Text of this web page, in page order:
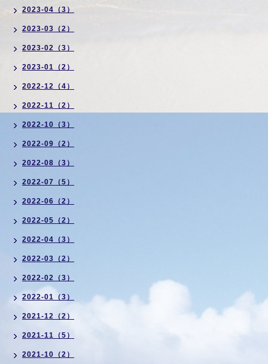
2023-04（3）
2023-03（2）
2023-02（3）
2023-01（2）
2022-12（4）
2022-11（2）
2022-10（3）
2022-09（2）
2022-08（3）
2022-07（5）
2022-06（2）
2022-05（2）
2022-04（3）
2022-03（2）
2022-02（3）
2022-01（3）
2021-12（2）
2021-11（5）
2021-10（2）